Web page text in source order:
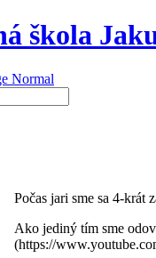
škola
Normal
Počas jari sme sa 4-
Ako jediný tím sme
(https://